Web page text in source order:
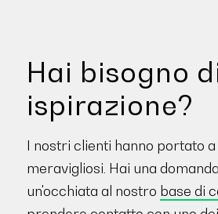
Hai bisogno
ispirazione?
I nostri clienti hanno portato
meravigliosi. Hai una
un'occhiata al nostro base di